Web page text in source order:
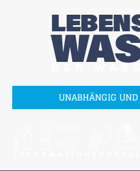
UNABHÄNGIG